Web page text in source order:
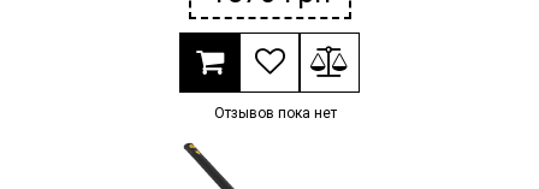
Отзывов пока нет